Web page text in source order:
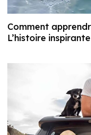
Comment
L’histoire